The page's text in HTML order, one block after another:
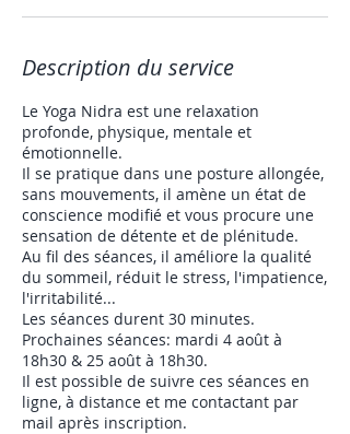
Description du service
Le Yoga Nidra est une relaxation
profonde, physique, mentale et
émotionnelle.
Il se pratique dans une posture allongée,
sans mouvements, il amène un état de
conscience modifié et vous procure une
sensation de détente et de plénitude.
Au fil des séances, il améliore la qualité
du sommeil, réduit le stress, l'impatience,
l'irritabilité...
Les séances durent 30 minutes.
Prochaines séances: mardi 4 août à
18h30 & 25 août à 18h30.
Il est possible de suivre ces séances en
ligne, à distance et me contactant par
mail après inscription.